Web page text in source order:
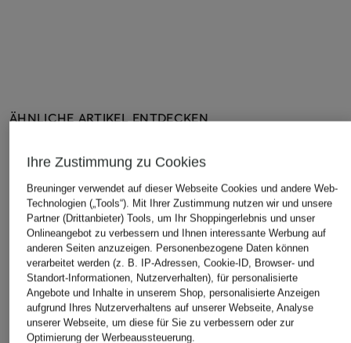
ÄHNLICHE ARTIKEL ENTDECKEN
Ihre Zustimmung zu Cookies
Breuninger verwendet auf dieser Webseite Cookies und andere Web-
Technologien („Tools“). Mit Ihrer Zustimmung nutzen wir und unsere
Partner (Drittanbieter) Tools, um Ihr Shoppingerlebnis und unser
Onlineangebot zu verbessern und Ihnen interessante Werbung auf
anderen Seiten anzuzeigen. Personenbezogene Daten können
verarbeitet werden (z. B. IP-Adressen, Cookie-ID, Browser- und
Standort-Informationen, Nutzerverhalten), für personalisierte
Angebote und Inhalte in unserem Shop, personalisierte Anzeigen
aufgrund Ihres Nutzerverhaltens auf unserer Webseite, Analyse
unserer Webseite, um diese für Sie zu verbessern oder zur
Optimierung der Werbeaussteuerung.